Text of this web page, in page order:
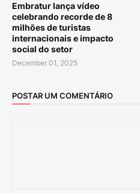
Embratur lança vídeo
celebrando recorde de 8
milhões de turistas
internacionais e impacto
social do setor
December 01, 2025
POSTAR UM COMENTÁRIO